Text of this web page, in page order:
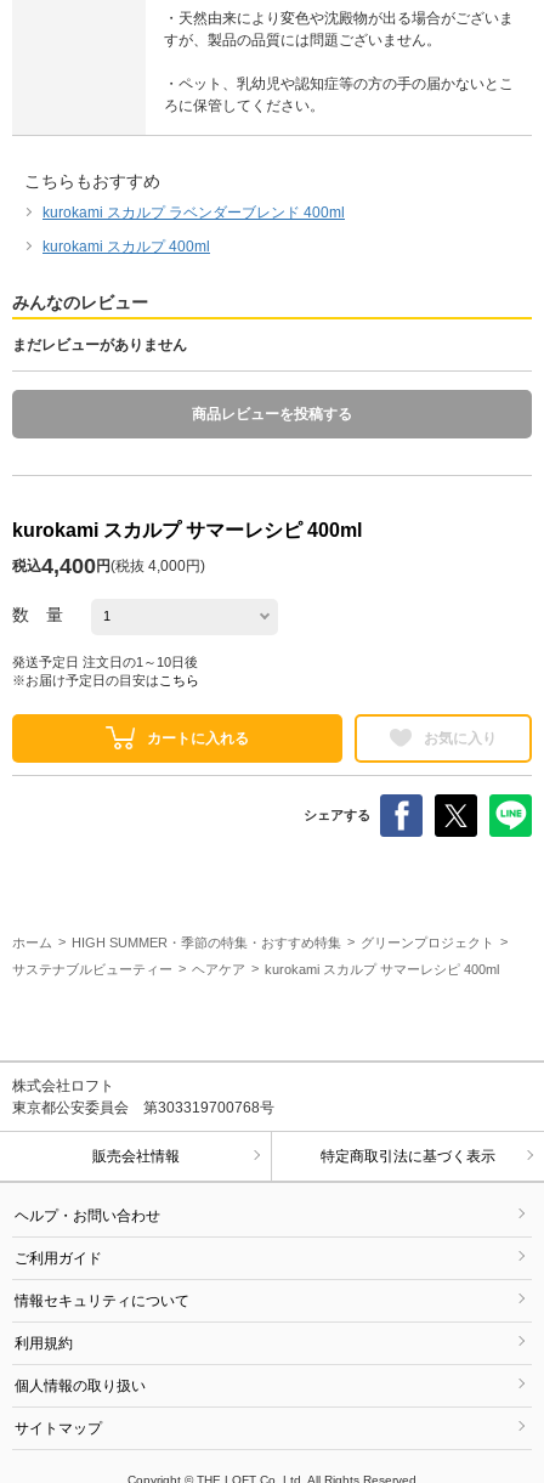
・天然由来により変色や沈殿物が出る場合がございま
すが、製品の品質には問題ございません。
・ペット、乳幼児や認知症等の方の手の届かないとこ
ろに保管してください。
こちらもおすすめ
kurokami スカルプ ラベンダーブレンド 400ml
kurokami スカルプ 400ml
みんなのレビュー
まだレビューがありません
商品レビューを投稿する
kurokami スカルプ サマーレシピ 400ml
税込4,400円(税抜 4,000円)
数 量
発送予定日 注文日の1～10日後
※お届け予定日の目安は こちら
カートに入れる お気に入り
シェアする
ホーム HIGH SUMMER・季節の特集・おすすめ特集
グリーンプロジェクト
サステナブルビューティー
ヘアケア kurokami スカルプ サマーレシピ 400ml
株式会社ロフト
東京都公安委員会 第303319700768号
販売会社情報 特定商取引法に基づく表示
ヘルプ・お問い合わせ
ご利用ガイド
情報セキュリティについて
利用規約
個人情報の取り扱い
サイトマップ
Copyright © THE LOFT Co.,Ltd. All Rights Reserved